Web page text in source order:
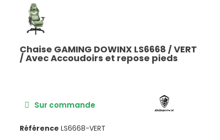
Chaise GAMING DOWINX LS6668 / VERT
/ Avec Accoudoirs et repose pieds
Sur commande
Référence LS6668-VERT